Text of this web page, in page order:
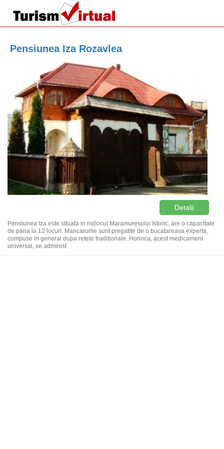
Pensiunea Iza Rozavlea
Detalii
Pensiunea Iza este situata in mijlocul Maramuresului Istoric, are o capacitate
de pana la 12 locuri. Mancarurile sunt pregatite de o bucatareasa experta,
compuse in general dupa retete traditionale. Horinca, acest medicament
universal, se administ